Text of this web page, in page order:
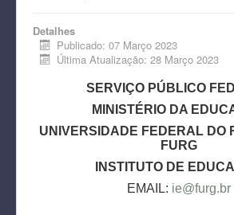
Detalhes
Publicado: 07 Março 2023
Última Atualização: 28 Março 2023
SERVIÇO PÚBLICO
MINISTÉRIO DA
UNIVERSIDADE FEDERAL DO
FURG
INSTITUTO DE
EMAIL: ie@furg.br